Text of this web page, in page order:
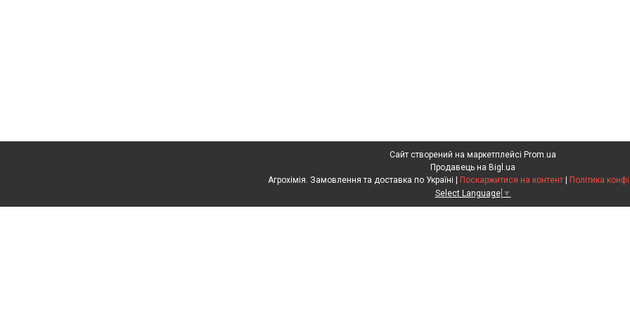
Сайт створений на маркетплейсі Prom.ua
Продавець на Bigl.ua
Поскаржитися на контент
Політика
Select Language ▼